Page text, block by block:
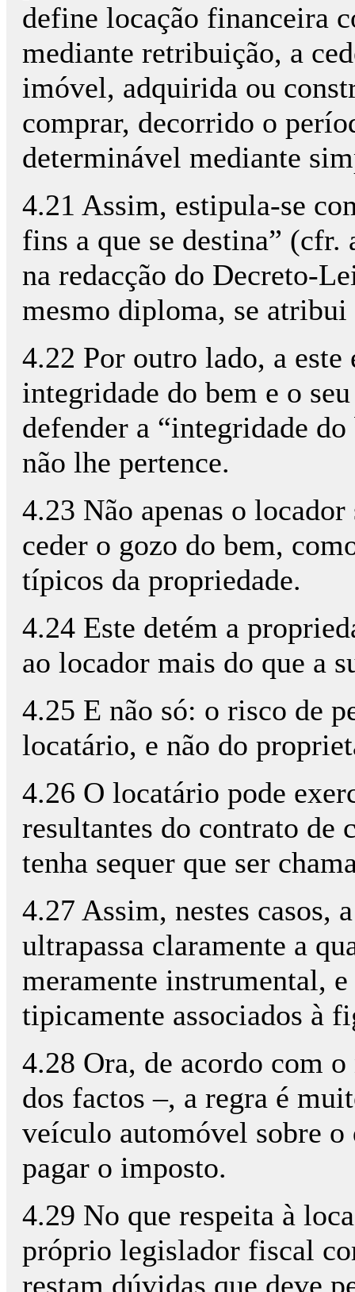
define locação financeira
mediante retribuição, a
imóvel, adquirida ou
comprar, decorrido o
determinável mediante
4.21 Assim, estipula-se
fins a que se destina”
na redacção do Decreto-
mesmo diploma, se
4.22 Por outro lado, a
integridade do bem e o
defender a “integridade
não lhe pertence.
4.23 Não apenas o
ceder o gozo do bem,
típicos da propriedade.
4.24 Este detém a
ao locador mais do que a
4.25 E não só: o risco de
locatário, e não do
4.26 O locatário pode
resultantes do contrato de
tenha sequer que ser
4.27 Assim, nestes casos,
ultrapassa claramente a
meramente instrumental,
tipicamente associados à
4.28 Ora, de acordo com
dos factos –, a regra é
veículo automóvel sobre o
pagar o imposto.
4.29 No que respeita à
próprio legislador fiscal
restam dúvidas que deve